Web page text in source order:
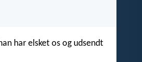
har elsket os og udsendt